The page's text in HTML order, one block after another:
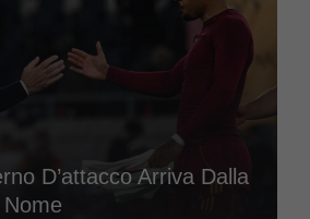
D’attacco Arriva Dalla